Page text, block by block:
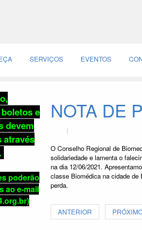
SERVIÇOS EVENTOS
e
devem
através
.
poderão
ao e-mail
NOTA DE
O Conselho Regional de
solidariedade e lamenta o
na dia 12/06/2021.
classe Biomédica na cidade
perda.
ANTERIOR